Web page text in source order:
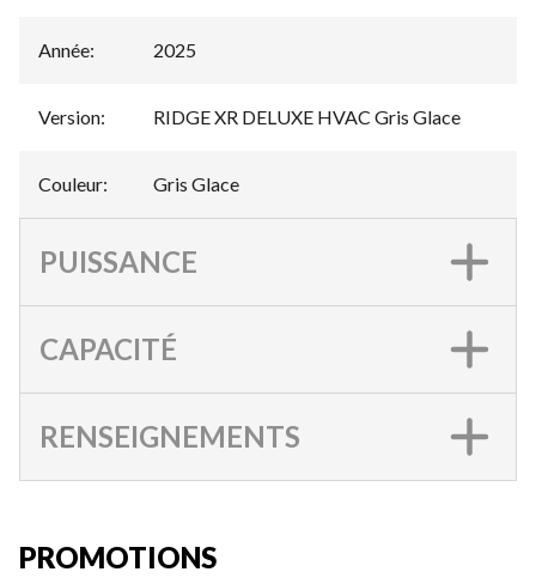
Année: 2025
Version: RIDGE XR DELUXE HVAC Gris Glace
Couleur: Gris Glace
PUISSANCE
CAPACITÉ
RENSEIGNEMENTS
PROMOTIONS